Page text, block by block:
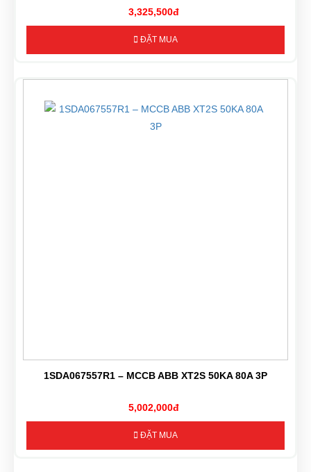
3,325,500đ
ĐẶT MUA
1SDA067557R1 – MCCB ABB XT2S 50KA 80A 3P
5,002,000đ
ĐẶT MUA